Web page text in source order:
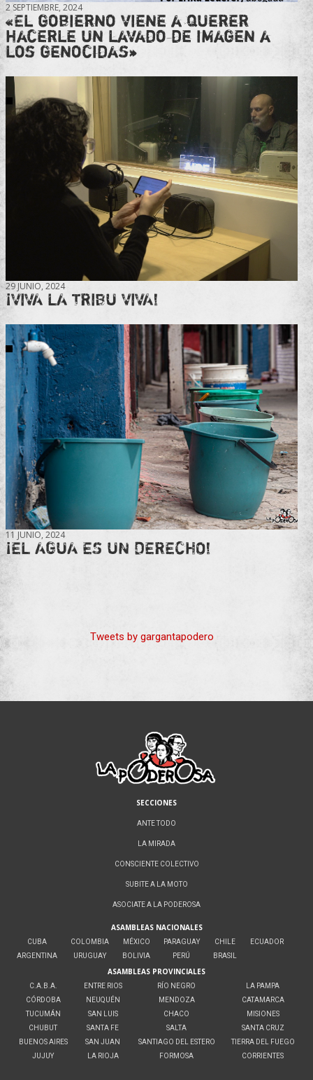
2 SEPTIEMBRE, 2024
«El gobierno viene a querer
hacerle un lavado de imagen a
los genocidas»
29 JUNIO, 2024
¡VIVA LA TRIBU VIVA!
11 JUNIO, 2024
¡EL AGUA ES UN DERECHO!
Tweets by gargantapodero
SECCIONES
ANTE TODO
LA MIRADA
CONSCIENTE COLECTIVO
SUBITE A LA MOTO
ASOCIATE A LA PODEROSA
ASAMBLEAS NACIONALES
CUBA
ARGENTINA
COLOMBIA
URUGUAY
MÉXICO
BOLIVIA
PARAGUAY
PERÚ
CHILE
BRASIL
ECUADOR
ASAMBLEAS PROVINCIALES
C.A.B.A.
CÓRDOBA
TUCUMÁN
CHUBUT
BUENOS AIRES
JUJUY
ENTRE RIOS
NEUQUÉN
SAN LUIS
SANTA FE
SAN JUAN
LA RIOJA
RÍO NEGRO
MENDOZA
CHACO
SALTA
SANTIAGO DEL ESTERO
FORMOSA
LA PAMPA
CATAMARCA
MISIONES
SANTA CRUZ
TIERRA DEL FUEGO
CORRIENTES